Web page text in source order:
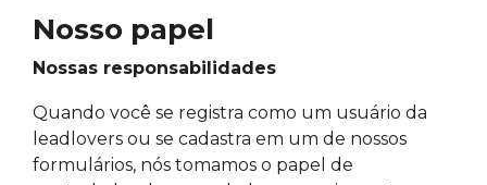
Nosso papel
Nossas responsabilidades
Quando você se registra como um usuário da
leadlovers ou se cadastra em um de nossos
formulários, nós tomamos o papel de